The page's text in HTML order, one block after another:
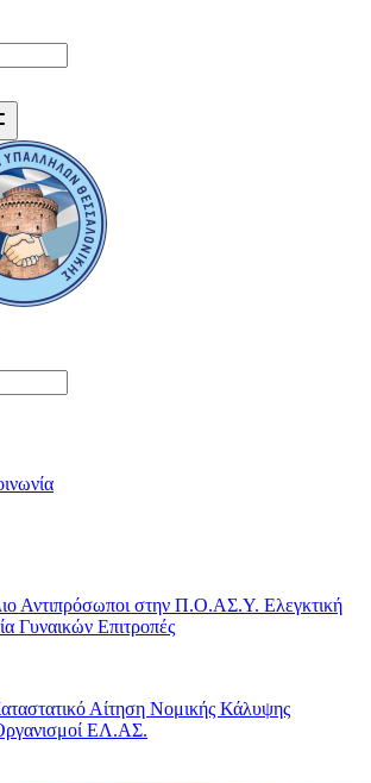
Αντιπρόσωποι στην Π.Ο.ΑΣ.Υ. Ελεγκτική
Γυναικών Επιτροπές
Αίτηση Νομικής Κάλυψης
ΕΛ.ΑΣ.